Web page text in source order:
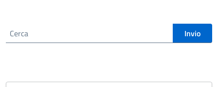
Cerca nel sito Invio